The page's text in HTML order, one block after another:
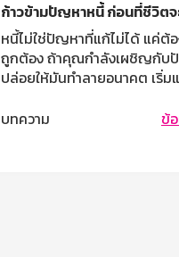
ก้าวข้ามปัญหาหนี้ ก่อนที่ชีวิต
หนี้ไม่ใช่ปัญหาที่แก้ไม่ได้ แค่ต้
ถูกต้อง ถ้าคุณกำลังเผชิญกับ
ปล่อยให้มันทำลายอนาคต เริ่
บทความ
ข้